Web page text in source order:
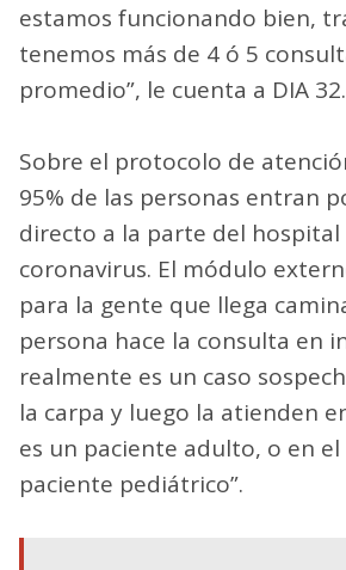
estamos funcionando bien,
tenemos más de 4 ó 5
promedio”, le cuenta a DIA 32.
Sobre el protocolo de
95% de las personas entran
directo a la parte del
coronavirus. El módulo
para la gente que llega
persona hace la consulta en
realmente es un caso
la carpa y luego la atienden
es un paciente adulto, o en
paciente pediátrico”.